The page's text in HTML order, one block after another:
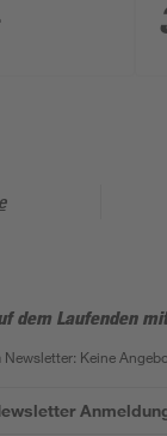
dem Laufenden
Newsletter: Keine